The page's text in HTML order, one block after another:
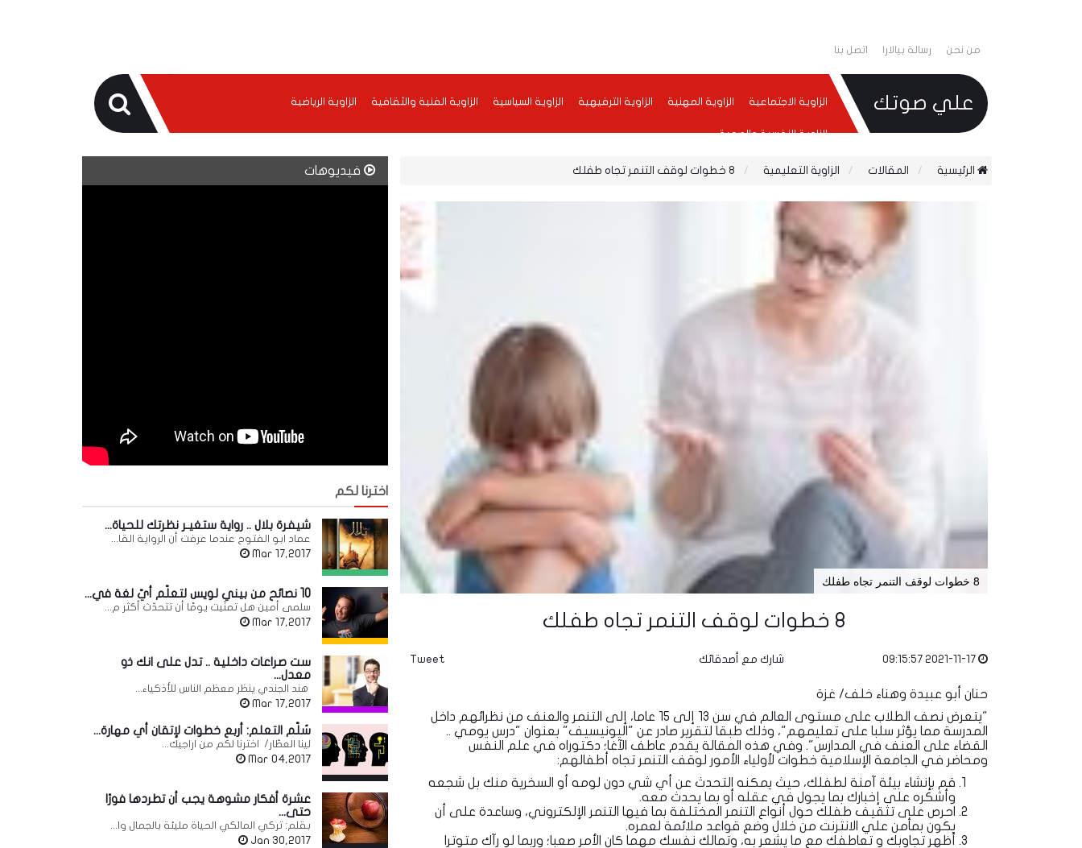
من نحن رسالة بيالارا اتصل بنا
علي صوتك الزاوية الاجتماعية الزاوية المهنية الزاوية الترفيهية الزاوية السياسية الزاوية الفنية والثقافية الزاوية الرياضية
الزاوية النفسية والصحية
الرئيسية المقالات الزاوية التعليمية
8 خطوات لوقف التنمر تجاه طفلك
8 خطوات لوقف التنمر تجاه طفلك
2021-11-17 09:15:57 شارك مع أصدقائك Tweet
حنان أبو عبيدة وهناء خلف/ غزة
"يتعرض نصف الطلاب على مستوى العالم في سن 13 إلى 15 عاما، إلى التنمر والعنف من نظرائهم داخل
المدرسة مما يؤثر سلبا على تعليمهم"، وذلك طبقا لتقرير صادر عن "اليونيسيف" بعنوان "درس يومي ..
القضاء على العنف في المدارس". وفي هذه المقالة يقدم عاطف الآغا؛ دكتوراه في علم النفس
ومحاضر في الجامعة الإسلامية خطوات لأولياء الأمور لوقف التنمر تجاه أطفالهم:
قم بإنشاء بيئة آمنة لطفلك، حيث يمكنه التحدث عن أي شي دون لومه أو السخرية منك بل شجعه
وأشكره على إخبارك بما يجول في عقله أو بما يحدث معه.
احرص على تثقيف طفلك حول أنواع التنمر المختلفة بما فيها التنمر الإلكتروني، وساعدة على أن
يكون بمأمن علي الانترنت من خلال وضع قواعد ملائمة لعمره.
أظهر تجاوبك و تعاطفك مع ما يشعر به، وتمالك نفسك مهما كان الأمر صعبا؛ وربما لو رآك متوترا
فيديوهات
اخترنا لكم
شيفرة بلال .. رواية ستغيـر نظرتك للحياة...
عماد ابو الفتوح عندما عرفت أن الرواية القا...
Mar 17,2017
10 نصائح من بيني لويس لتعلّم أيّ لغة في...
سلمى أمين هل تمنّيت يومًا أن تتحدّث أكثر م...
Mar 17,2017
ست صراعات داخلية .. تدل على انك ذو
معدل...
هند الجندي ينظر معظم الناس للأذكياء...
Mar 17,2017
سُلّم التعلم: أربع خطوات لإتقان أي مهارة...
لينا العطّار/ اخترنا لكم من اراجيك...
Mar 04,2017
عشرة أفكار مشوهة يجب أن تطردها فورًا
حتى...
بقلم: تركي المالكي الحياة مليئة بالجمال وا...
Jan 30,2017